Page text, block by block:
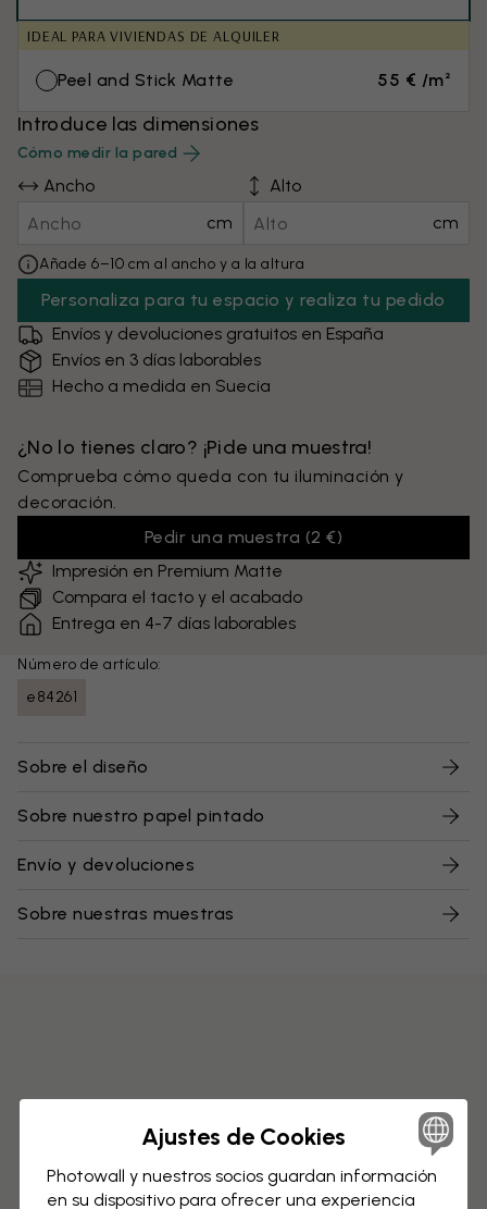
IDEAL PARA VIVIENDAS DE ALQUILER
Peel and Stick Matte 55 € /m²
Introduce las dimensiones
Cómo medir la pared
Ancho
cm
Alto
cm
Añade 6–10 cm al ancho y a la altura
Personaliza para tu espacio y realiza tu pedido
Envíos y devoluciones gratuitos en España
Envíos en 3 días laborables
Hecho a medida en Suecia
¿No lo tienes claro? ¡Pide una muestra!
Comprueba cómo queda con tu iluminación y
decoración.
Pedir una muestra (2 €)
Impresión en Premium Matte
Compara el tacto y el acabado
Entrega en 4-7 días laborables
Número de artículo:
e84261
Sobre el diseño
Sobre nuestro papel pintado
Envío y devoluciones
Sobre nuestras muestras
Ajustes de Cookies
Photowall y nuestros socios guardan información
en su dispositivo para ofrecer una experiencia